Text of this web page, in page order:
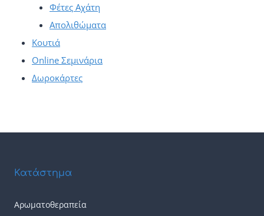
Φέτες Αχάτη
Απολιθώματα
Κουτιά
Online Σεμινάρια
Δωροκάρτες
Κατάστημα
Αρωματοθεραπεία